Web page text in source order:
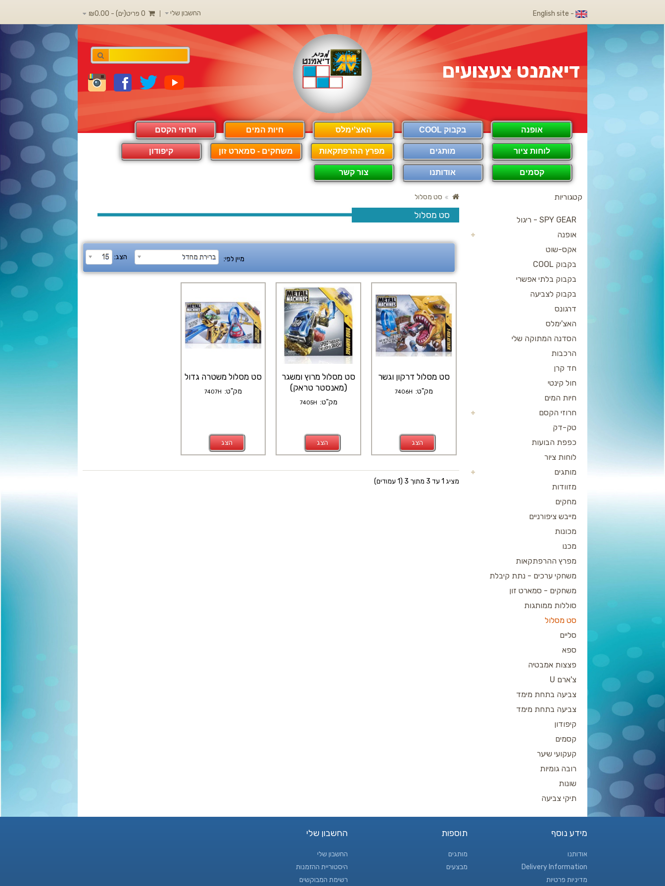
- English site החשבון שלי
דיאמנט צעצועים
אופנה בקבוק COOL האצ'ימלס חיות המים חרוזי הקסם
לוחות ציור מותגים מפרץ ההרפתקאות משחקים - סמארט זון קיפודון
קסמים אודותנו צור קשר
קטגוריות
SPY GEAR - ריגול
אופנה
אקס-שוט
בקבוק COOL
בקבוק בלתי אפשרי
בקבוק לצביעה
דרגונס
האצ'ימלס
הסדנה המתוקה שלי
הרכבות
חד קרן
חול קינטי
חיות המים
חרוזי הקסם
טק-דק
כפפת הבועות
לוחות ציור
מותגים
מזוודות
מחקים
מייבש ציפורניים
מכונות
מכנו
מפרץ ההרפתקאות
משחקי ערכים - נתת קיבלת
משחקים - סמארט זון
סוללות ממותגות
סט מסלול
סליים
ספא
פצצות אמבטיה
צ'ארם U
צביעה בתחת מימד
צביעה בתחת מימד
קיפודון
קסמים
קעקועי שיער
רובה גומיות
שונות
תיקי צביעה
סט מסלול
סט מסלול
מיין לפי: ברירת מחדל הצג: 15
סט מסלול דרקון וגשר
מק"ט: 7406H
הצג
סט מסלול מרוץ ומשגר
(מאנסטר טראק)
מק"ט: 7405H
הצג
סט מסלול משטרה גדול
מק"ט: 7407H
הצג
מציג 1 עד 3 מתוך 3 (1 עמודים)
מידע נוסף
אודותנו
Delivery Information
מדיניות פרטיות
תוספות
מותגים
מבצעים
החשבון שלי
החשבון שלי
היסטוריית ההזמנות
רשימת המבוקשים